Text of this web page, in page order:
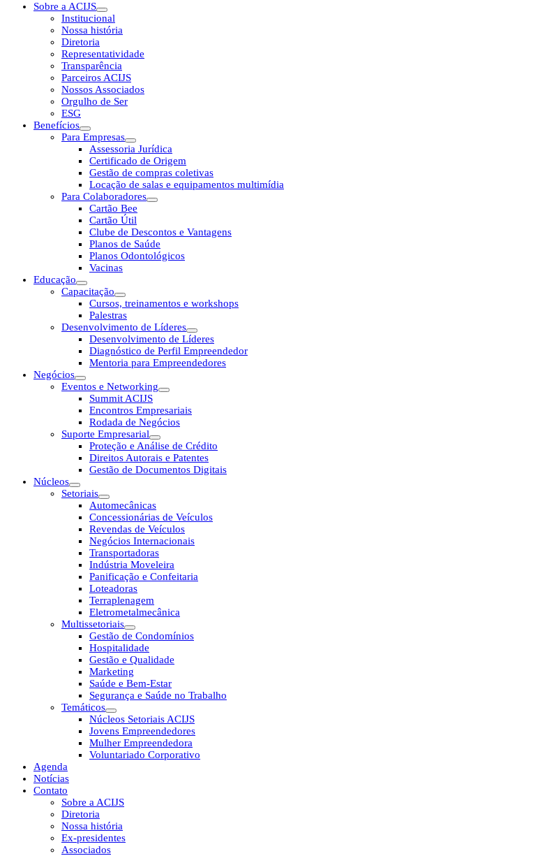
Sobre a ACIJS
Institucional
Nossa história
Diretoria
Representatividade
Transparência
Parceiros ACIJS
Nossos Associados
Orgulho de Ser
ESG
Benefícios
Para Empresas
Assessoria Jurídica
Certificado de Origem
Gestão de compras coletivas
Locação de salas e equipamentos multimídia
Para Colaboradores
Cartão Bee
Cartão Útil
Clube de Descontos e Vantagens
Planos de Saúde
Planos Odontológicos
Vacinas
Educação
Capacitação
Cursos, treinamentos e workshops
Palestras
Desenvolvimento de Líderes
Desenvolvimento de Líderes
Diagnóstico de Perfil Empreendedor
Mentoria para Empreendedores
Negócios
Eventos e Networking
Summit ACIJS
Encontros Empresariais
Rodada de Negócios
Suporte Empresarial
Proteção e Análise de Crédito
Direitos Autorais e Patentes
Gestão de Documentos Digitais
Núcleos
Setoriais
Automecânicas
Concessionárias de Veículos
Revendas de Veículos
Negócios Internacionais
Transportadoras
Indústria Moveleira
Panificação e Confeitaria
Loteadoras
Terraplenagem
Eletrometalmecânica
Multissetoriais
Gestão de Condomínios
Hospitalidade
Gestão e Qualidade
Marketing
Saúde e Bem-Estar
Segurança e Saúde no Trabalho
Temáticos
Núcleos Setoriais ACIJS
Jovens Empreendedores
Mulher Empreendedora
Voluntariado Corporativo
Agenda
Notícias
Contato
Sobre a ACIJS
Diretoria
Nossa história
Ex-presidentes
Associados